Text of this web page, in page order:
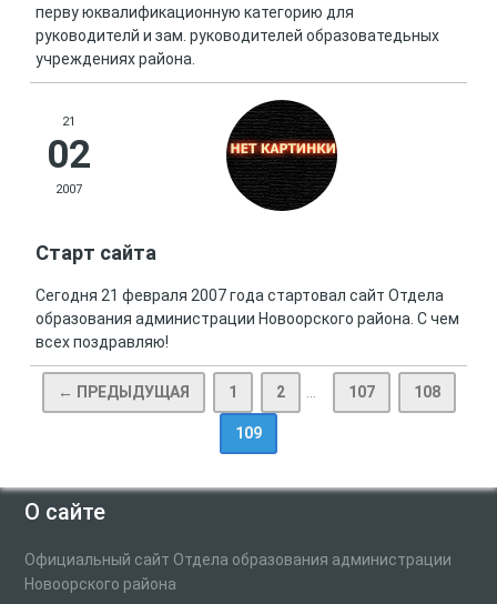
перву юквалификационную категорию для
руководителй и зам. руководителей образоватедьных
учреждениях района.
21
02
2007
Старт сайта
Сегодня 21 февраля 2007 года стартовал сайт Отдела
образования администрации Новоорского района. С чем
всех поздравляю!
← ПРЕДЫДУЩАЯ 1 2 107 108
109
О сайте
Официальный сайт Отдела образования администрации
Новоорского района